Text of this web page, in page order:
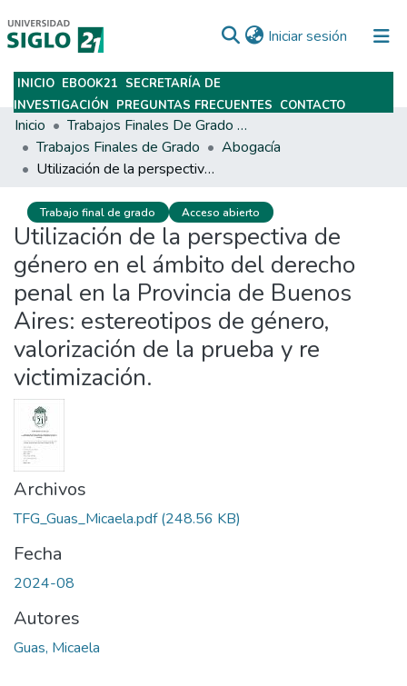
Iniciar sesión (current)
Subir
INICIO EBOOK21 SECRETARÍA DE
INVESTIGACIÓN PREGUNTAS FRECUENTES CONTACTO
Inicio
Trabajos Finales De Grado Y Posgrado
Trabajos Finales de Grado
Abogacía
Utilización de la perspectiva de género en el ámbito del derecho penal en la Provincia de Buenos Aires: estereotipos de género, valorización de la prueba y re victimización.
Trabajo final de grado Acceso abierto
Utilización de la perspectiva de
género en el ámbito del derecho
penal en la Provincia de Buenos
Aires: estereotipos de género,
valorización de la prueba y re
victimización.
Archivos
TFG_Guas_Micaela.pdf(248.56 KB)
Fecha
2024-08
Autores
Guas, Micaela